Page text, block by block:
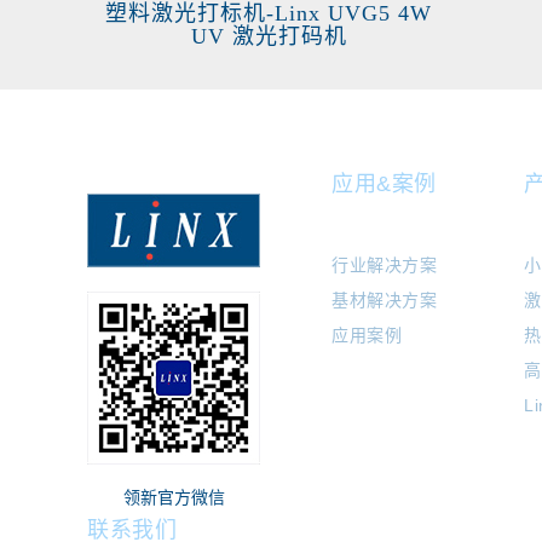
塑料激光打标机-Linx UVG5 4W
UV 激光打码机
领新官方微信
应用&案例
行业解决方案
基材解决方案
应用案例
联系我们